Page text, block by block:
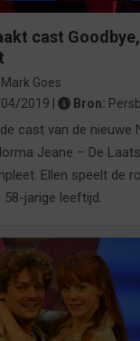
cast
Mark Goes
2019 | Bron:
cast van de nieuwe
Jeane – De
Ellen speelt de
58-jarige leeftijd.